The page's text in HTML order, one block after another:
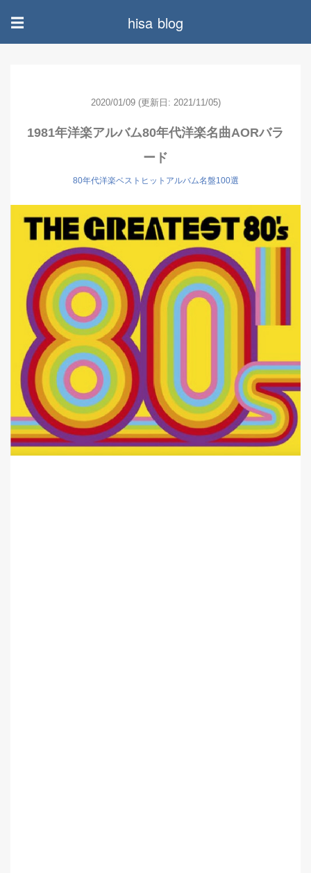
☰ hisa blog
2020/01/09 (更新日: 2021/11/05)
1981年洋楽アルバム80年代洋楽名曲AORバラ
ード
80年代洋楽ベストヒットアルバム名盤100選